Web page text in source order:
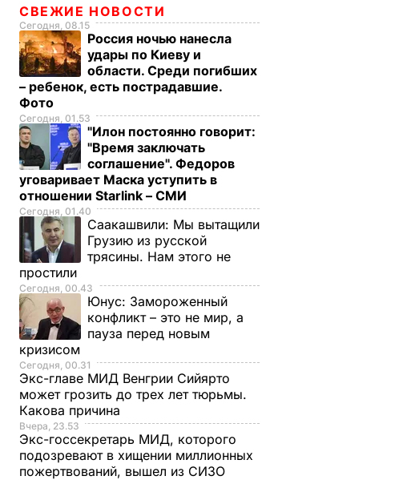
СВЕЖИЕ НОВОСТИ
Сегодня, 08.15
Россия ночью нанесла
удары по Киеву и
области. Среди погибших
– ребенок, есть пострадавшие.
Фото
Сегодня, 01.53
"Илон постоянно говорит:
"Время заключать
соглашение". Федоров
уговаривает Маска уступить в
отношении Starlink – СМИ
Сегодня, 01.40
Саакашвили: Мы вытащили
Грузию из русской
трясины. Нам этого не
простили
Сегодня, 00.43
Юнус: Замороженный
конфликт – это не мир, а
пауза перед новым
кризисом
Сегодня, 00.31
Экс-главе МИД Венгрии Сийярто
может грозить до трех лет тюрьмы.
Какова причина
Вчера, 23.53
Экс-госсекретарь МИД, которого
подозревают в хищении миллионных
пожертвований, вышел из СИЗО